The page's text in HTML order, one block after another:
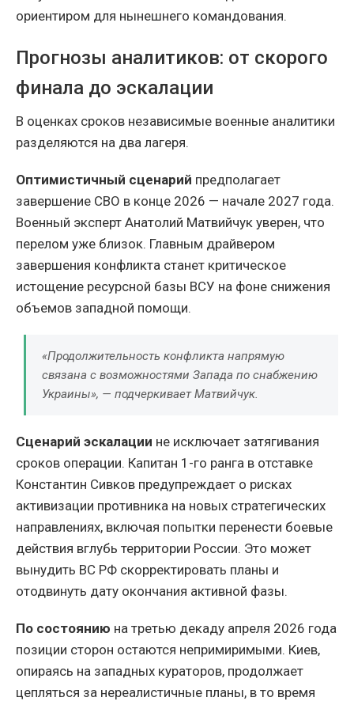
ориентиром для нынешнего командования.
Прогнозы аналитиков: от скорого
финала до эскалации
В оценках сроков независимые военные аналитики
разделяются на два лагеря.
Оптимистичный сценарий предполагает
завершение СВО в конце 2026 — начале 2027 года.
Военный эксперт Анатолий Матвийчук уверен, что
перелом уже близок. Главным драйвером
завершения конфликта станет критическое
истощение ресурсной базы ВСУ на фоне снижения
объемов западной помощи.
«Продолжительность конфликта напрямую
связана с возможностями Запада по снабжению
Украины», — подчеркивает Матвийчук.
Сценарий эскалации не исключает затягивания
сроков операции. Капитан 1-го ранга в отставке
Константин Сивков предупреждает о рисках
активизации противника на новых стратегических
направлениях, включая попытки перенести боевые
действия вглубь территории России. Это может
вынудить ВС РФ скорректировать планы и
отодвинуть дату окончания активной фазы.
По состоянию на третью декаду апреля 2026 года
позиции сторон остаются непримиримыми. Киев,
опираясь на западных кураторов, продолжает
цепляться за нереалистичные планы, в то время